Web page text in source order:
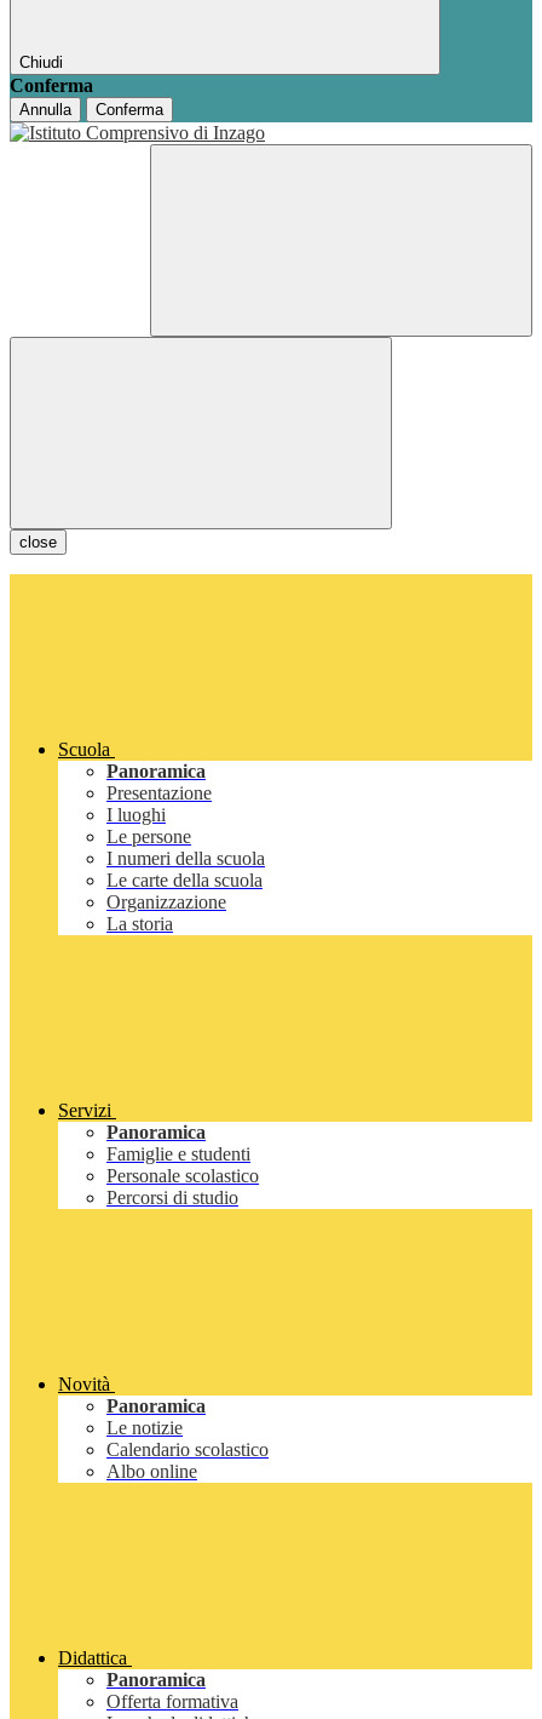
Chiudi
Conferma
Annulla Conferma
close
Scuola
Panoramica
Presentazione
I luoghi
Le persone
I numeri della scuola
Le carte della scuola
Organizzazione
La storia
Servizi
Panoramica
Famiglie e studenti
Personale scolastico
Percorsi di studio
Novità
Panoramica
Le notizie
Calendario scolastico
Albo online
Didattica
Panoramica
Offerta formativa